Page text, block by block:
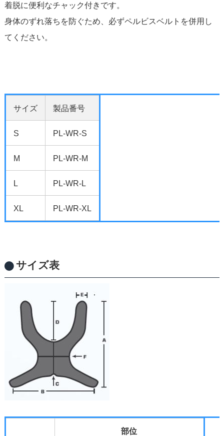
着脱に便利なチャック付きです。
身体のずれ落ちを防ぐため、必ずペルビスベルトを併用し
てください。
サイズ 製品番号
S PL-WR-S
M PL-WR-M
L PL-WR-L
XL PL-WR-XL
サイズ表
部位